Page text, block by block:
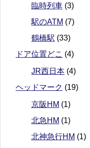
臨時列車 (3)
駅のATM (7)
鶴橋駅 (33)
ドア位置どこ (4)
JR西日本 (4)
ヘッドマーク (19)
京阪HM (1)
北急HM (1)
北神急行HM (1)